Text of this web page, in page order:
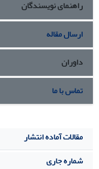
راهنمای نویسندگان
ارسال مقاله
داوران
تماس با ما
مقالات آماده انتشار
شماره جاری